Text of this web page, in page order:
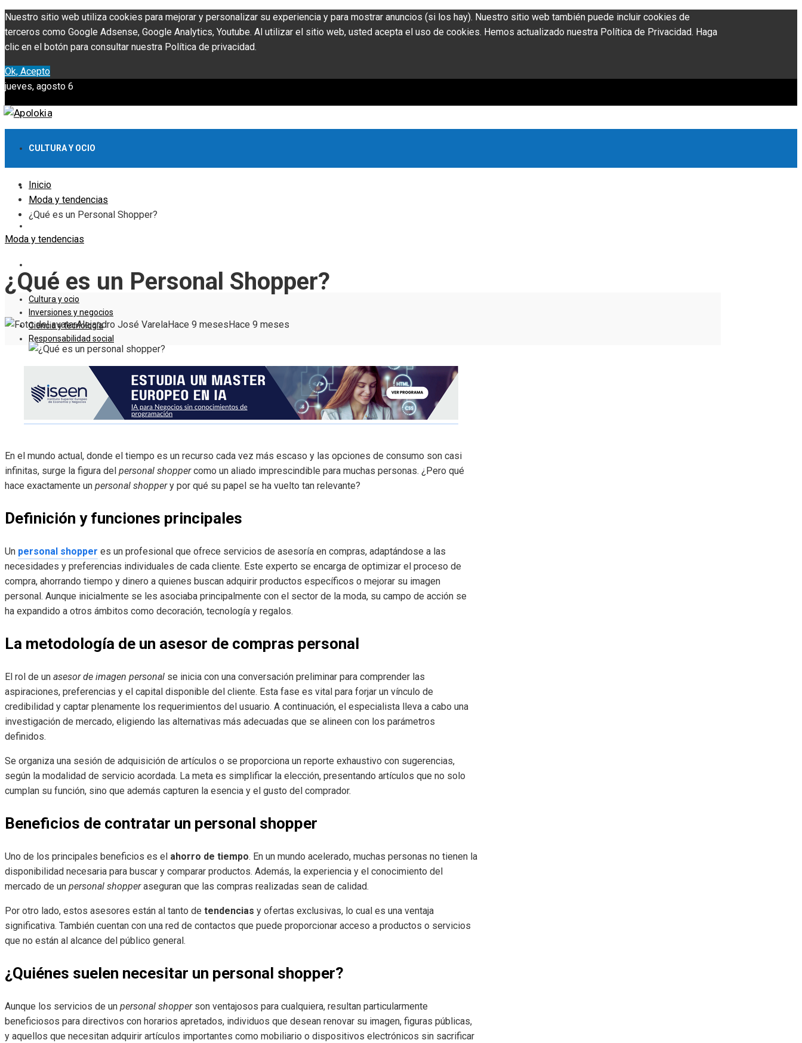
Nuestro sitio web utiliza cookies para mejorar y personalizar su experiencia y para mostrar anuncios (si los hay). Nuestro sitio web también puede incluir cookies de
terceros como Google Adsense, Google Analytics, Youtube. Al utilizar el sitio web, usted acepta el uso de cookies. Hemos actualizado nuestra Política de Privacidad. Haga
clic en el botón para consultar nuestra Política de privacidad.
Ok, Acepto
jueves, agosto 6
CULTURA Y OCIO
INVERSIONES Y NEGOCIOS
Cultura y ocio
Inversiones y negocios
Ciencia y tecnología
Responsabilidad social
Inicio
Moda y tendencias
¿Qué es un Personal Shopper?
Moda y tendencias
¿Qué es un Personal Shopper?
Alejandro José VarelaHace 9 meses Hace 9 meses
En el mundo actual, donde el tiempo es un recurso cada vez más escaso y las opciones de consumo son casi
infinitas, surge la figura del personal shoppercomo un aliado imprescindible para muchas personas. ¿Pero qué
hace exactamente un personal shoppery por qué su papel se ha vuelto tan relevante?
Definición y funciones principales
Un personal shopper es un profesional que ofrece servicios de asesoría en compras, adaptándose a las
necesidades y preferencias individuales de cada cliente. Este experto se encarga de optimizar el proceso de
compra, ahorrando tiempo y dinero a quienes buscan adquirir productos específicos o mejorar su imagen
personal. Aunque inicialmente se les asociaba principalmente con el sector de la moda, su campo de acción se
ha expandido a otros ámbitos como decoración, tecnología y regalos.
La metodología de un asesor de compras personal
El rol de un asesor de imagen personal se inicia con una conversación preliminar para comprender las
aspiraciones, preferencias y el capital disponible del cliente. Esta fase es vital para forjar un vínculo de
credibilidad y captar plenamente los requerimientos del usuario. A continuación, el especialista lleva a cabo una
investigación de mercado, eligiendo las alternativas más adecuadas que se alineen con los parámetros
definidos.
Se organiza una sesión de adquisición de artículos o se proporciona un reporte exhaustivo con sugerencias,
según la modalidad de servicio acordada. La meta es simplificar la elección, presentando artículos que no solo
cumplan su función, sino que además capturen la esencia y el gusto del comprador.
Beneficios de contratar un personal shopper
Uno de los principales beneficios es el ahorro de tiempo. En un mundo acelerado, muchas personas no tienen la
disponibilidad necesaria para buscar y comparar productos. Además, la experiencia y el conocimiento del
mercado de un personal shopperaseguran que las compras realizadas sean de calidad.
Por otro lado, estos asesores están al tanto de tendencias y ofertas exclusivas, lo cual es una ventaja
significativa. También cuentan con una red de contactos que puede proporcionar acceso a productos o servicios
que no están al alcance del público general.
¿Quiénes suelen necesitar un personal shopper?
Aunque los servicios de un personal shopperson ventajosos para cualquiera, resultan particularmente
beneficiosos para directivos con horarios apretados, individuos que desean renovar su imagen, figuras públicas,
y aquellos que necesitan adquirir artículos importantes como mobiliario o dispositivos electrónicos sin sacrificar